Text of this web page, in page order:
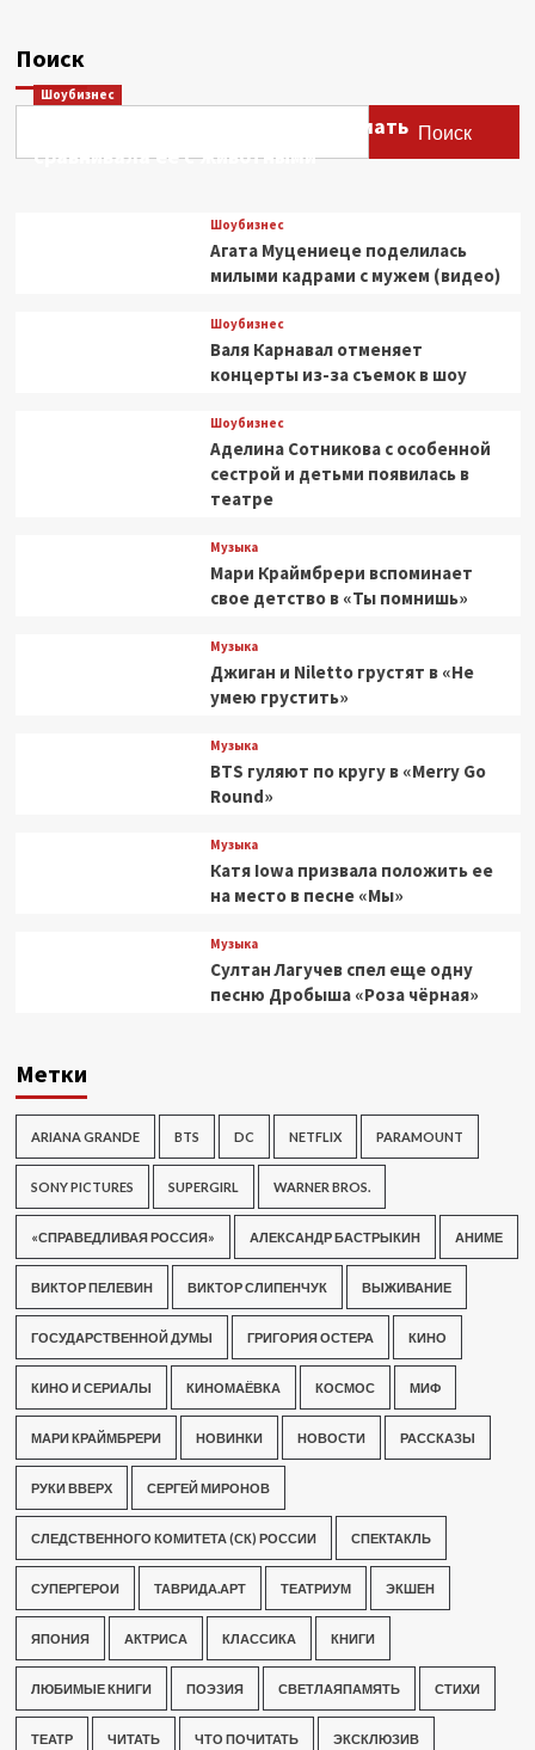
Поиск
Поиск
Шоубизнес
Этери Тутберидзе заявила, что мать
сравнивала ее с животными
Шоубизнес
Агата Муцениеце поделилась
милыми кадрами с мужем (видео)
Шоубизнес
Валя Карнавал отменяет
концерты из-за съемок в шоу
Шоубизнес
Аделина Сотникова с особенной
сестрой и детьми появилась в
театре
Музыка
Мари Краймбрери вспоминает
свое детство в «Ты помнишь»
Музыка
Джиган и Niletto грустят в «Не
умею грустить»
Музыка
BTS гуляют по кругу в «Merry Go
Round»
Музыка
Катя Iowa призвала положить ее
на место в песне «Мы»
Музыка
Султан Лагучев спел еще одну
песню Дробыша «Роза чёрная»
Метки
ARIANA GRANDE BTS DC NETFLIX PARAMOUNT
SONY PICTURES SUPERGIRL WARNER BROS.
«СПРАВЕДЛИВАЯ РОССИЯ» АЛЕКСАНДР БАСТРЫКИН АНИМЕ
ВИКТОР ПЕЛЕВИН ВИКТОР СЛИПЕНЧУК ВЫЖИВАНИЕ
ГОСУДАРСТВЕННОЙ ДУМЫ ГРИГОРИЯ ОСТЕРА КИНО
КИНО И СЕРИАЛЫ КИНОМАЁВКА КОСМОС МИФ
МАРИ КРАЙМБРЕРИ НОВИНКИ НОВОСТИ РАССКАЗЫ
РУКИ ВВЕРХ СЕРГЕЙ МИРОНОВ
СЛЕДСТВЕННОГО КОМИТЕТА (СК) РОССИИ СПЕКТАКЛЬ
СУПЕРГЕРОИ ТАВРИДА.АРТ ТЕАТРИУМ ЭКШЕН
ЯПОНИЯ АКТРИСА КЛАССИКА КНИГИ
ЛЮБИМЫЕ КНИГИ ПОЭЗИЯ СВЕТЛАЯПАМЯТЬ СТИХИ
ТЕАТР ЧИТАТЬ ЧТО ПОЧИТАТЬ ЭКСКЛЮЗИВ